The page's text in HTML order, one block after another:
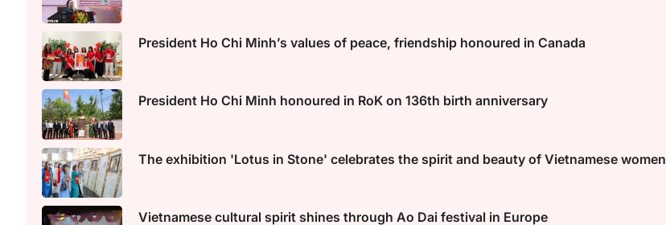
President Ho Chi Minh’s values of peace, friendship honoured in Canada
President Ho Chi Minh honoured in RoK on 136th birth anniversary
The exhibition 'Lotus in Stone' celebrates the spirit and beauty of Vietnamese women
Vietnamese cultural spirit shines through Ao Dai festival in Europe